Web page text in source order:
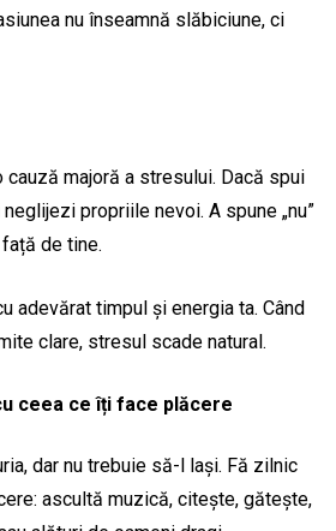
nu înseamnă slăbiciune, ci
majoră a stresului. Dacă spui
neglijezi propriile nevoi. A spune „nu”
de tine.
adevărat timpul și energia ta. Când
clare, stresul scade natural.
ceea ce îți face plăcere
dar nu trebuie să-l lași. Fă zilnic
ascultă muzică, citește, gătește,